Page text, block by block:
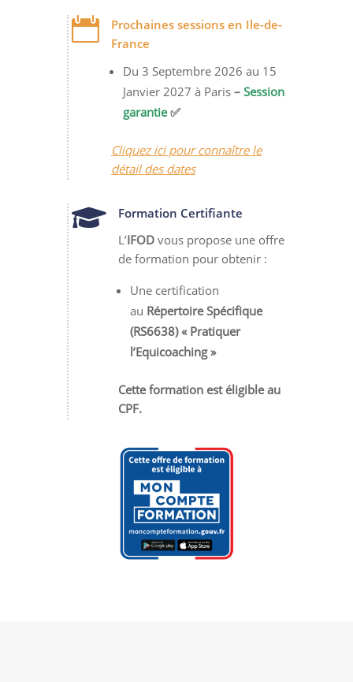

Prochaines sessions en Ile-de-
France
Du 3 Septembre 2026 au 15
Janvier 2027 à Paris – Session
garantie✅
Cliquez ici pour connaître le
détail des dates

Formation Certifiante
L’IFODvous propose une offre
de formation pour obtenir :
Une certification
au Répertoire Spécifique
(RS6638) « Pratiquer
l’Equicoaching »
Cette formation est éligible au
CPF.